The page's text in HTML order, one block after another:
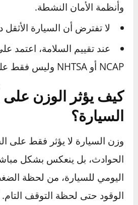
مسافة توقف أطول ، وانقلاب
السر الحقيقي في السلامة
الوزن فقط، بل في:
جودة هيكل السيارة
عدد وانتشار الوسائد الهوائية
أنظمة مساعدة السائق (مثل